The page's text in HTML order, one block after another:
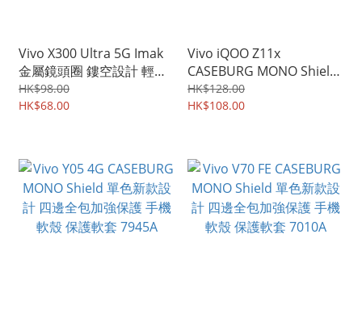
Vivo X300 Ultra 5G Imak
金屬鏡頭圈 鏤空設計 輕薄
金屬材質 相機邊框蓋
9810A
HK$98.00
HK$68.00
Vivo iQOO Z11x
CASEBURG MONO Shield
單色新款設計 四邊全包加
強保護 手機軟殼 保護軟套
HK$128.00
HK$108.00